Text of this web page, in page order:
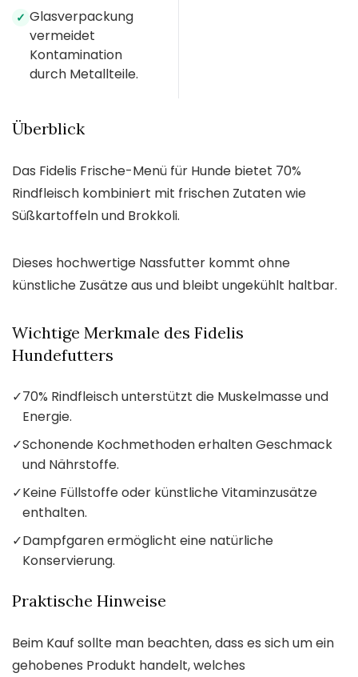
✓ Glasverpackung
vermeidet
Kontamination
durch Metallteile.
Überblick
Das Fidelis Frische-Menü für Hunde bietet 70%
Rindfleisch kombiniert mit frischen Zutaten wie
Süßkartoffeln und Brokkoli.
Dieses hochwertige Nassfutter kommt ohne
künstliche Zusätze aus und bleibt ungekühlt haltbar.
Wichtige Merkmale des Fidelis
Hundefutters
✓70% Rindfleisch unterstützt die Muskelmasse und
Energie.
✓Schonende Kochmethoden erhalten Geschmack
und Nährstoffe.
✓Keine Füllstoffe oder künstliche Vitaminzusätze
enthalten.
✓Dampfgaren ermöglicht eine natürliche
Konservierung.
Praktische Hinweise
Beim Kauf sollte man beachten, dass es sich um ein
gehobenes Produkt handelt, welches